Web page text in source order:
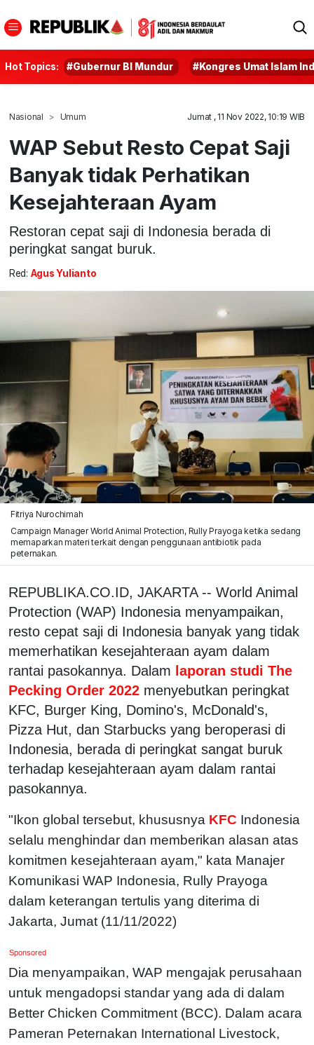
Hot Topics: #Gubernur BI Mundur #Kongres Umat Islam
Nasional Umum Jumat , 11 Nov 2022, 10:19 WIB
WAP Sebut Resto Cepat Saji
Banyak tidak Perhatikan
Kesejahteraan Ayam
Restoran cepat saji di Indonesia berada di
peringkat sangat buruk.
Red: Agus Yulianto
Fitriya Nurochimah
Campaign Manager World Animal Protection, Rully Prayoga ketika sedang
memaparkan materi terkait dengan penggunaan antibiotik pada
peternakan.
REPUBLIKA.CO.ID, JAKARTA -- World Animal
Protection (WAP) Indonesia menyampaikan,
resto cepat saji di Indonesia banyak yang tidak
memerhatikan kesejahteraan ayam dalam
rantai pasokannya. Dalam laporan studi The
Pecking Order 2022 menyebutkan peringkat
KFC, Burger King, Domino's, McDonald's,
Pizza Hut, dan Starbucks yang beroperasi di
Indonesia, berada di peringkat sangat buruk
terhadap kesejahteraan ayam dalam rantai
pasokannya.
"Ikon global tersebut, khususnya KFC Indonesia
selalu menghindar dan memberikan alasan atas
komitmen kesejahteraan ayam," kata Manajer
Komunikasi WAP Indonesia, Rully Prayoga
dalam keterangan tertulis yang diterima di
Jakarta, Jumat (11/11/2022)
Sponsored
Dia menyampaikan, WAP mengajak perusahaan
untuk mengadopsi standar yang ada di dalam
Better Chicken Commitment (BCC). Dalam acara
Pameran Peternakan International Livestock,